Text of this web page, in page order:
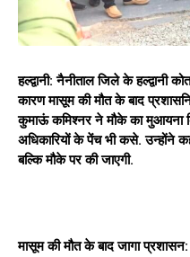
हल्द्वानी: नैनीताल जिले के हल्द्वानी
कारण मासूम की मौत के बाद
कुमाऊं कमिश्नर ने मौके का मुआयना
अधिकारियों के पेंच भी कसे. उन्होंने
बल्कि मौके पर की जाएगी.
मासूम की मौत के बाद जागा प्रशासन: